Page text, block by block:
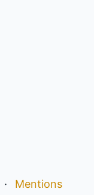
·
Mentions